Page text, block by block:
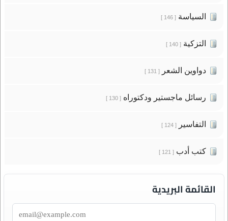
السياسة[ 146 ]
التزكية[ 140 ]
دواوين الشعر[ 131 ]
رسائل ماجستير ودكتوراه[ 130 ]
التفاسير[ 124 ]
كتب أدب[ 121 ]
القائمة البريدية